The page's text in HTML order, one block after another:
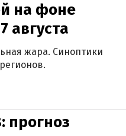
на фоне
августа
жара. Синоптики
прогноз